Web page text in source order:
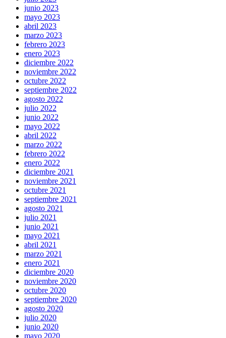
junio 2023
mayo 2023
abril 2023
marzo 2023
febrero 2023
enero 2023
diciembre 2022
noviembre 2022
octubre 2022
septiembre 2022
agosto 2022
julio 2022
junio 2022
mayo 2022
abril 2022
marzo 2022
febrero 2022
enero 2022
diciembre 2021
noviembre 2021
octubre 2021
septiembre 2021
agosto 2021
julio 2021
junio 2021
mayo 2021
abril 2021
marzo 2021
enero 2021
diciembre 2020
noviembre 2020
octubre 2020
septiembre 2020
agosto 2020
julio 2020
junio 2020
mayo 2020